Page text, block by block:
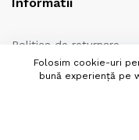
Politica de returnare
Politica de
Folosim cookie-uri
bună experiență pe